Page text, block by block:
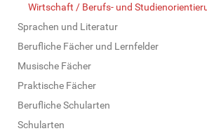
Wirtschaft / Berufs- und
Sprachen und Literatur
Berufliche Fächer und Lernfelder
Musische Fächer
Praktische Fächer
Berufliche Schularten
Schularten